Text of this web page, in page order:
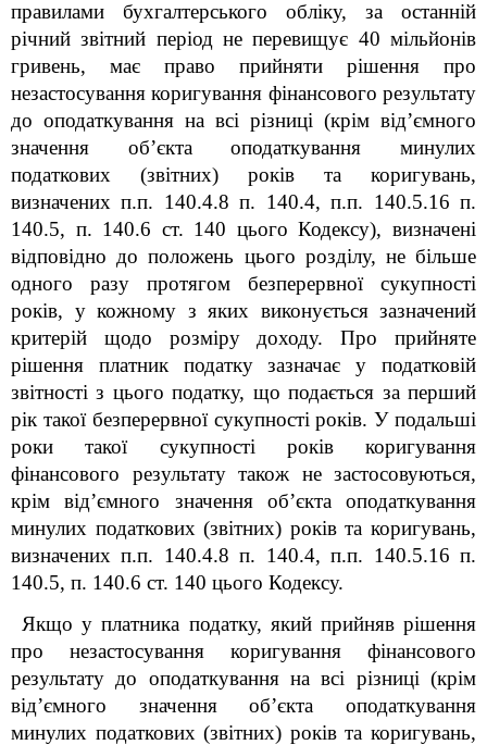
правилами бухгалтерського обліку, за останній
річний звітний період не перевищує 40 мільйонів
гривень, має право прийняти рішення про
незастосування коригування фінансового результату
до оподаткування на всі різниці (крім від’ємного
значення об’єкта оподаткування минулих
податкових (звітних) років та коригувань,
визначених п.п. 140.4.8 п. 140.4, п.п. 140.5.16 п.
140.5, п. 140.6 ст. 140 цього Кодексу), визначені
відповідно до положень цього розділу, не більше
одного разу протягом безперервної сукупності
років, у кожному з яких виконується зазначений
критерій щодо розміру доходу. Про прийняте
рішення платник податку зазначає у податковій
звітності з цього податку, що подається за перший
рік такої безперервної сукупності років. У подальші
роки такої сукупності років коригування
фінансового результату також не застосовуються,
крім від’ємного значення об’єкта оподаткування
минулих податкових (звітних) років та коригувань,
визначених п.п. 140.4.8 п. 140.4, п.п. 140.5.16 п.
140.5, п. 140.6 ст. 140 цього Кодексу.
Якщо у платника податку, який прийняв рішення
про незастосування коригування фінансового
результату до оподаткування на всі різниці (крім
від’ємного значення об’єкта оподаткування
минулих податкових (звітних) років та коригувань,